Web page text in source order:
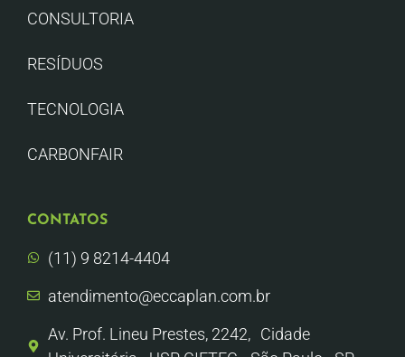
CONSULTORIA
RESÍDUOS
TECNOLOGIA
CARBONFAIR
CONTATOS
(11) 9 8214-4404
atendimento@eccaplan.com.br
Av. Prof. Lineu Prestes, 2242, Cidade